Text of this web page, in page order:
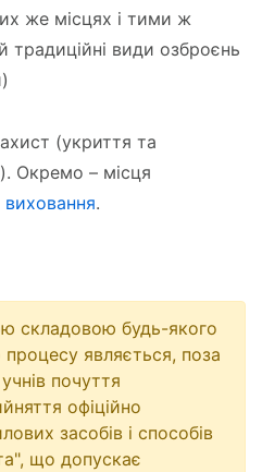
же місцях і тими ж
традиційні види озброєнь
(укриття та
Окремо – місця
виховання.
складовою будь-якого
являється, поза
почуття
офіційно
засобів і способів
що допускає